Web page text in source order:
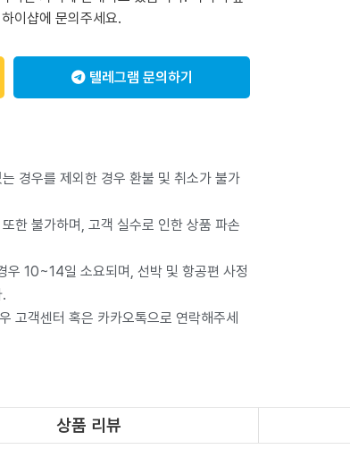
이샵에 문의주세요.
텔레그램 문의하기
경우를 제외한 경우 환불 및 취소가 불가
한 불가하며, 고객 실수로 인한 상품 파손
우 10~14일 소요되며, 선박 및 항공편 사정
고객센터 혹은 카카오톡으로 연락해주세
상품 리뷰